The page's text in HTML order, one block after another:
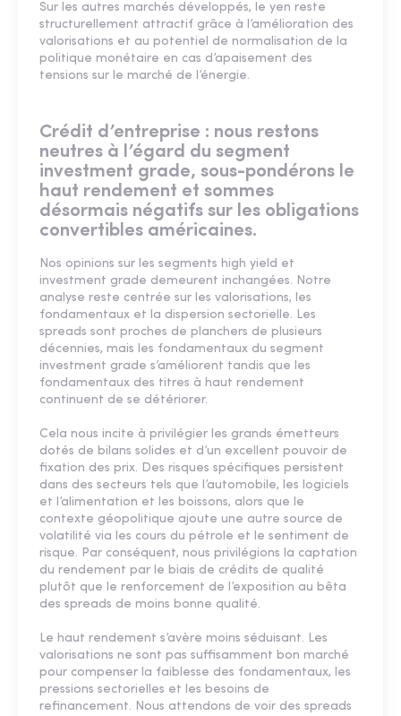
Sur les autres marchés développés, le yen reste
structurellement attractif grâce à l’amélioration des
valorisations et au potentiel de normalisation de la
politique monétaire en cas d’apaisement des
tensions sur le marché de l’énergie.
Crédit d’entreprise : nous restons
neutres à l’égard du segment
investment grade, sous-pondérons le
haut rendement et sommes
désormais négatifs sur les obligations
convertibles américaines.
Nos opinions sur les segments high yield et
investment grade demeurent inchangées. Notre
analyse reste centrée sur les valorisations, les
fondamentaux et la dispersion sectorielle. Les
spreads sont proches de planchers de plusieurs
décennies, mais les fondamentaux du segment
investment grade s’améliorent tandis que les
fondamentaux des titres à haut rendement
continuent de se détériorer.
Cela nous incite à privilégier les grands émetteurs
dotés de bilans solides et d’un excellent pouvoir de
fixation des prix. Des risques spécifiques persistent
dans des secteurs tels que l’automobile, les logiciels
et l’alimentation et les boissons, alors que le
contexte géopolitique ajoute une autre source de
volatilité via les cours du pétrole et le sentiment de
risque. Par conséquent, nous privilégions la captation
du rendement par le biais de crédits de qualité
plutôt que le renforcement de l’exposition au bêta
des spreads de moins bonne qualité.
Le haut rendement s’avère moins séduisant. Les
valorisations ne sont pas suffisamment bon marché
pour compenser la faiblesse des fondamentaux, les
pressions sectorielles et les besoins de
refinancement. Nous attendons de voir des spreads